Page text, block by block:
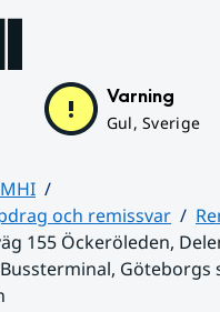
innehåll
Varning
Gul, Sverige
och remissvar
155 Öckeröleden,
Göteborgs